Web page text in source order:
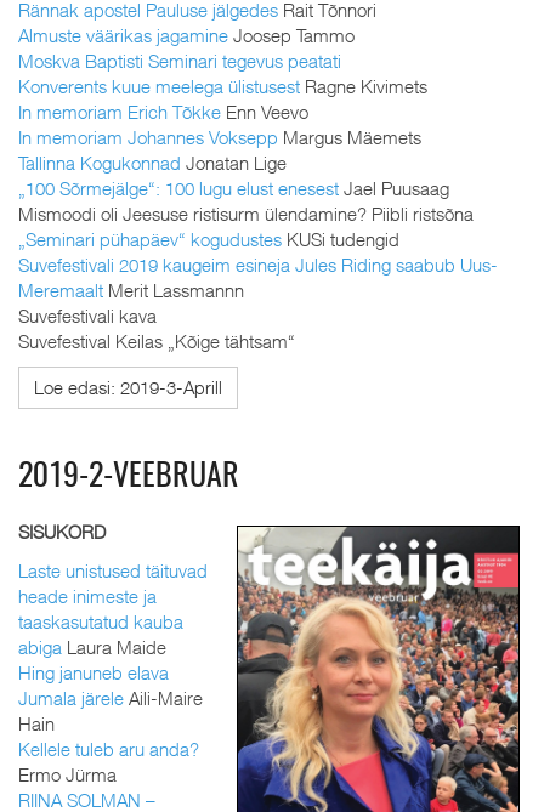
Rännak apostel Pauluse jälgedes Rait Tõnnori
Almuste väärikas jagamine Joosep Tammo
Moskva Baptisti Seminari tegevus peatati
Konverents kuue meelega ülistusest Ragne Kivimets
In memoriam Erich Tõkke Enn Veevo
In memoriam Johannes Voksepp Margus Mäemets
Tallinna Kogukonnad Jonatan Lige
„100 Sõrmejälge“: 100 lugu elust enesest Jael Puusaag
Mismoodi oli Jeesuse ristisurm ülendamine? Piibli ristsõna
„Seminari pühapäev“ kogudustes KUSi tudengid
Suvefestivali 2019 kaugeim esineja Jules Riding saabub Uus-
Meremaalt Merit Lassmannn
Suvefestivali kava
Suvefestival Keilas „Kõige tähtsam“
Loe edasi: 2019-3-Aprill
2019-2-VEEBRUAR
SISUKORD
Laste unistused täituvad
heade inimeste ja
taaskasutatud kauba
abiga Laura Maide
Hing januneb elava
Jumala järele Aili-Maire
Hain
Kellele tuleb aru anda?
Ermo Jürma
RIINA SOLMAN –